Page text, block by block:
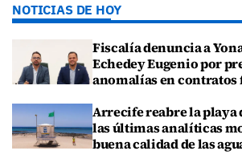
NOTICIAS DE HOY
Fiscalía denuncia a
Echedey Eugenio por
anomalías en contratos
Arrecife reabre la playa
las últimas analíticas
buena calidad de las